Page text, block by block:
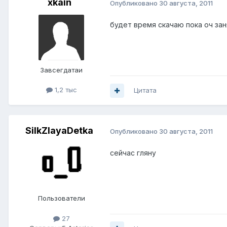
xkain
Завсегдатаи
1,2 тыс
Опубликовано 30 августа, 2011
будет время скачаю пока оч
Цитата
SilkZlayaDetka
Пользователи
27
Опубликовано 30 августа, 2011
сейчас гляну